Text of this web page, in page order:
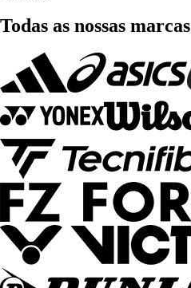
Todas as nossas marcas